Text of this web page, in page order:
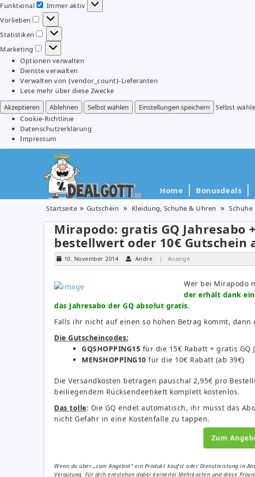
Funktional
Funktional
Immer aktiv
Vorlieben
Vorlieben
Statistiken
Statistiken
Marketing
Marketing
Optionen verwalten
Dienste verwalten
Verwalten von {vendor_count}-Lieferanten
Lese mehr über diese Zwecke
Akzeptieren
Ablehnen Selbst wählen Einstellungen speichern
Selbst
Cookie-Richtlinie
Datenschutzerklärung
Impressum
Home Bonusdeals
Startseite Gutschein Kleidung, Schuhe & Uhren Schuhe
Mirapodo: gratis GQ Jahresabo
bestellwert oder 10€ Gutschein
10. November 2014 Andre | Anzeige
Wer bei Mirapodo
der erhält dank
das Jahresabo der GQ absolut gratis.
Falls ihr nicht auf einen so hohen Betrag kommt,
Die Gutscheincodes:
GQSHOPPING15 für die 15€ Rabatt + gratis GQ
MENSHOPPING10 für die 10€ Rabatt (ab 39€)
Die Versandkosten betragen pauschal 2,95€ pro
beiliegendem Rücksendeetikett komplett kostenlos.
Das tolle: Die GQ endet automatisch, ihr müsst das
nicht Gefahr in eine Kostenfalle zu tappen.
Zum
Wenn du über „zum Angebot“ ein Produkt kaufst oder Dienstleistung in
Vergütung. Für dich entstehen dabei keinerlei Mehrkosten und diese